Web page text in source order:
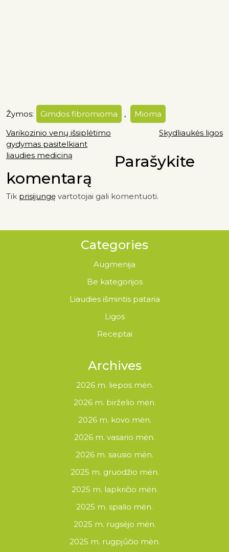
Žymos: Gimdos fibromioma ,
Mioma
Varikozinio venų išsiplėtimo
gydymas pasitelkiant
liaudies mediciną
Skydliaukės ligos
Parašykite
komentarą
Tik prisijungę vartotojai gali komentuoti.
Categories
Augmenija
Be kategorijos
Liaudies išmintis pataria
Ligos
Receptai
Archives
2026 m. liepos mėn.
2026 m. birželio mėn.
2026 m. kovo mėn.
2026 m. vasario mėn.
2026 m. sausio mėn.
2025 m. gruodžio mėn.
2025 m. lapkričio mėn.
2025 m. spalio mėn.
2025 m. rugsėjo mėn.
2025 m. rugpjūčio mėn.